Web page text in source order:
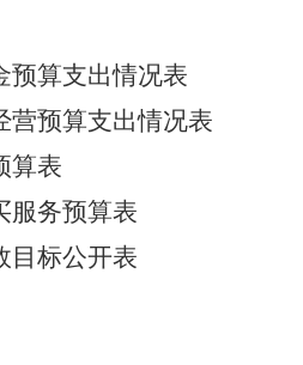
预算支出情况表
营预算支出情况表
算表
服务预算表
目标公开表